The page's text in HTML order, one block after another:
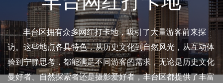
丰台区拥有众多网红打卡地，吸引了大量游客前来探
访。这些地点各具特色，从历史文化到自然风光，从互动体
验到宁静思考，都能满足不同游客的需求，无论是历史文化
曼好者、自然探索者还是摄影爱好者，丰台区都提供了丰富